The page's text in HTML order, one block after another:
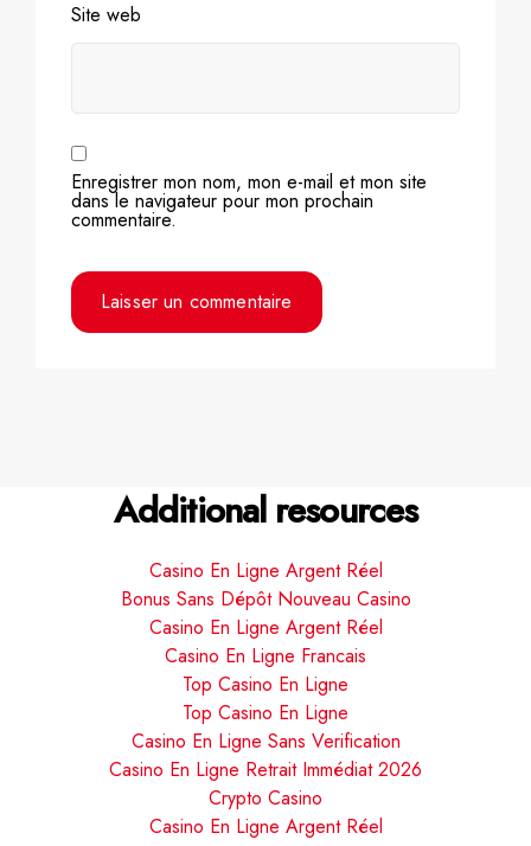
Site web
Enregistrer mon nom, mon e-mail et mon site
dans le navigateur pour mon prochain
commentaire.
Additional resources
Casino En Ligne Argent Réel
Bonus Sans Dépôt Nouveau Casino
Casino En Ligne Argent Réel
Casino En Ligne Francais
Top Casino En Ligne
Top Casino En Ligne
Casino En Ligne Sans Verification
Casino En Ligne Retrait Immédiat 2026
Crypto Casino
Casino En Ligne Argent Réel